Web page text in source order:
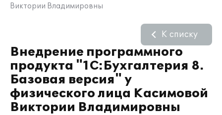
Виктории Владимировны
Внедрение программного
продукта "1С:Бухгалтерия 8.
Базовая версия" у
физического лица Касимовой
Виктории Владимировны
К списку